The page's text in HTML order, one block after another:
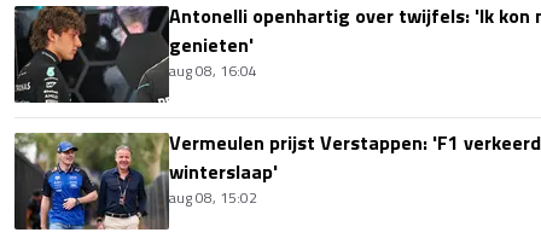
Antonelli openhartig over twijfels: 'Ik kon
genieten'
aug 08, 16:04
Vermeulen prijst Verstappen: 'F1
winterslaap'
aug 08, 15:02